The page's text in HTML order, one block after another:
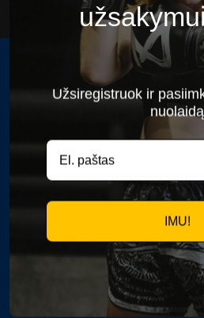
Fightgear
Apie
Prekiniai
Užsiregistruok ir
nuolaidą
IMU!